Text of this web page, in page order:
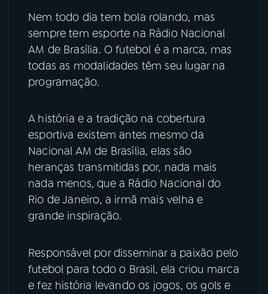
VIDEOCASTS
07 ÚLTIMAS
08FESTIVAL DE MÚSICA
ACOMPANHE A RÁDIO NACIONAL
YouTube Facebook
Instagram X
TikTok
Nem todo dia tem bola rolando, mas
sempre tem esporte na Rádio Nacional
AM de Brasília. O futebol é a marca, mas
todas as modalidades têm seu lugar na
programação.
A história e a tradição na cobertura
esportiva existem antes mesmo da
Nacional AM de Brasília, elas são
heranças transmitidas por, nada mais
nada menos, que a Rádio Nacional do
Rio de Janeiro, a irmã mais velha e
grande inspiração.
Responsável por disseminar a paixão pelo
futebol para todo o Brasil, ela criou marca
e fez história levando os jogos, os gols e